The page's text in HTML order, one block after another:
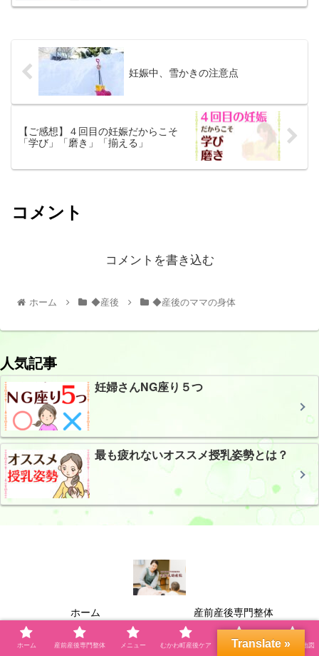
妊娠中、雪かきの注意点
【ご感想】４回目の妊娠だからこそ
「学び」「磨き」「揃える」
コメント
コメントを書き込む
ホーム ◆産後 ◆産後のママの身体
人気記事
妊婦さんNG座り５つ
最も疲れないオススメ授乳姿勢とは？
ホーム
産前産後専門整体
メニュー
むかわ町産後ケア
プロフィール
自宅サロン地図
ホーム 産前産後専門整体 メニュー むかわ町産後ケア プロフィール 自宅サロン地図
Translate »